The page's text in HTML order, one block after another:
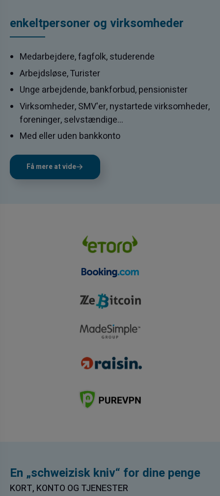
enkeltpersoner og virksomheder
Medarbejdere, fagfolk, studerende
Arbejdsløse, Turister
Unge arbejdende, bankforbud, pensionister
Virksomheder, SMV'er, nystartede virksomheder,
foreninger, selvstændige...
Med eller uden bankkonto
Få mere at vide
En „schweizisk kniv“ for dine penge
KORT, KONTO OG TJENESTER